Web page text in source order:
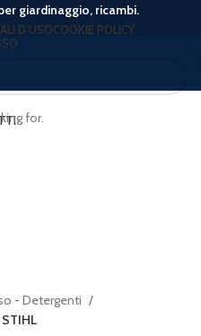
giardinaggio, ricambi.
D’USOCOOKIE POLICY
- Detergenti
STIHL
for.